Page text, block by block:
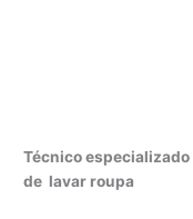
Técnico
de lavar roupa